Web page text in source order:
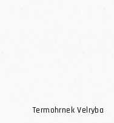
Termohrnek Velryba